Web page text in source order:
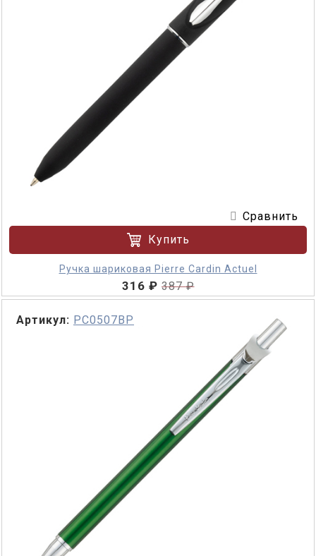
Сравнить
Купить
Ручка шариковая Pierre Cardin Actuel
316 ₽ 387 ₽
Артикул: PC0507BP